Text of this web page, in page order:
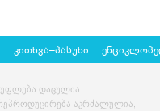
კითხვა–პასუხი
უფლება დაცულია
აკრძალულია,